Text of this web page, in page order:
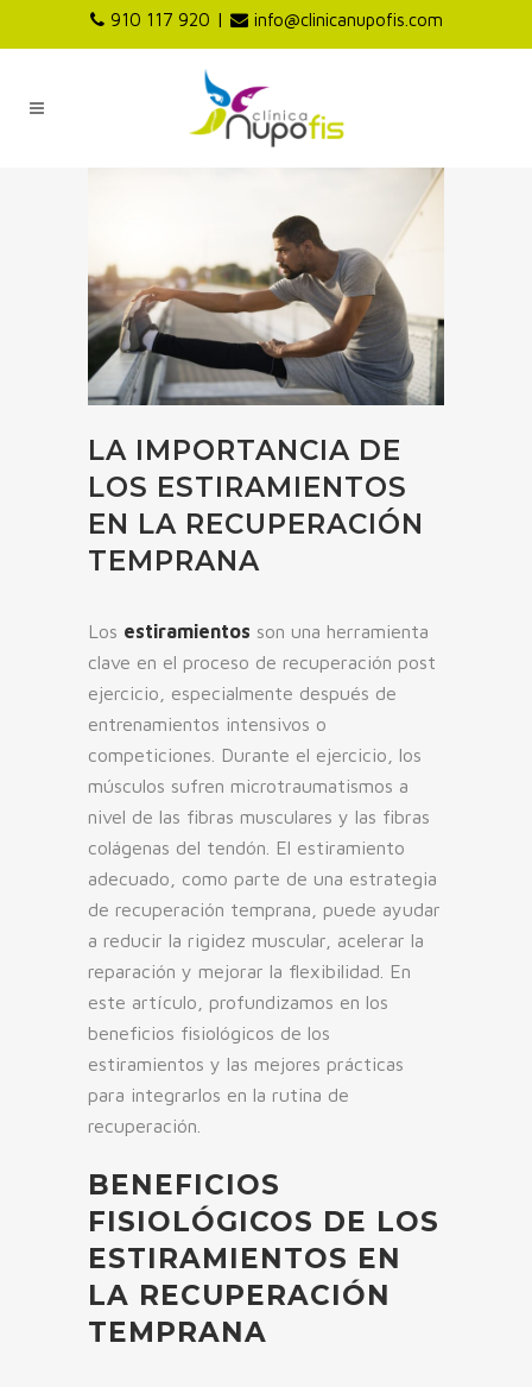
910 117 920 | info@clinicanupofis.com
LA IMPORTANCIA DE
LOS ESTIRAMIENTOS
EN LA RECUPERACIÓN
TEMPRANA
Los estiramientos son una herramienta
clave en el proceso de recuperación post
ejercicio, especialmente después de
entrenamientos intensivos o
competiciones. Durante el ejercicio, los
músculos sufren microtraumatismos a
nivel de las fibras musculares y las fibras
colágenas del tendón. El estiramiento
adecuado, como parte de una estrategia
de recuperación temprana, puede ayudar
a reducir la rigidez muscular, acelerar la
reparación y mejorar la flexibilidad. En
este artículo, profundizamos en los
beneficios fisiológicos de los
estiramientos y las mejores prácticas
para integrarlos en la rutina de
recuperación.
BENEFICIOS
FISIOLÓGICOS DE LOS
ESTIRAMIENTOS EN
LA RECUPERACIÓN
TEMPRANA